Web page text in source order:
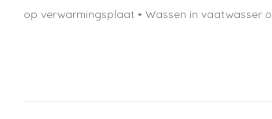
op verwarmingsplaat • Wassen in vaatwasser